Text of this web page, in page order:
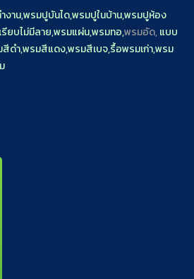
งาน,พรมปูบันได,พรมปูในบ้าน,พรมปูห้อง
ยบไม่มีลาย,พรมแผ่น,พรมทอ,พรมอัด,แบบ
ดำ,พรมสีแดง,พรมสีเบจ,รื้อพรมเก่า,พรม